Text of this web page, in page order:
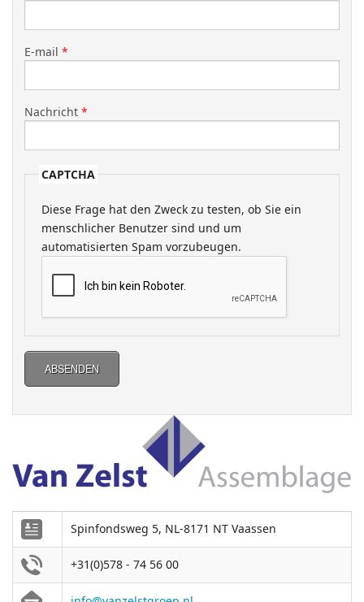
E-mail *
Nachricht *
CAPTCHA
Diese Frage hat den Zweck zu testen, ob Sie ein
menschlicher Benutzer sind und um
automatisierten Spam vorzubeugen.
ABSENDEN
Spinfondsweg 5, NL-8171 NT Vaassen
+31(0)578 - 74 56 00